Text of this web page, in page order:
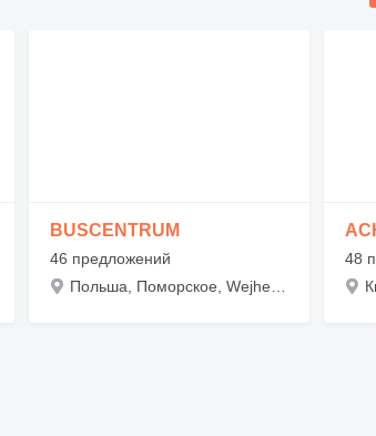
BUSCENTRUM
46 предложений
48